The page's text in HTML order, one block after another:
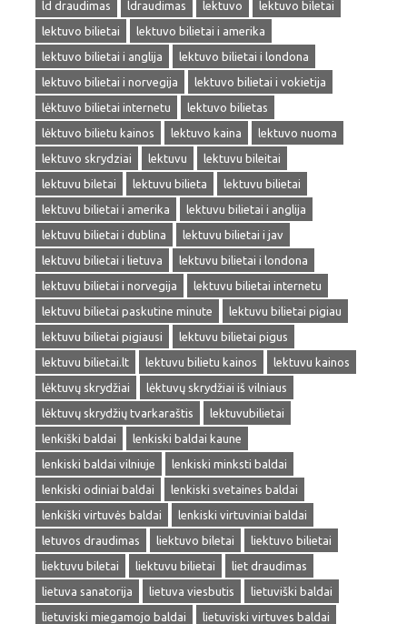
ld draudimas
ldraudimas lektuvo
lektuvo biletai
lektuvo bilietai
lektuvo bilietai i amerika
lektuvo bilietai i anglija
lektuvo bilietai i londona
lektuvo bilietai i norvegija
lektuvo bilietai i vokietija
lėktuvo bilietai internetu
lektuvo bilietas
lėktuvo bilietu kainos
lektuvo kaina
lektuvo nuoma
lektuvo skrydziai
lektuvu
lektuvu bileitai
lektuvu biletai
lektuvu bilieta
lektuvu bilietai
lektuvu bilietai i amerika
lektuvu bilietai i anglija
lektuvu bilietai i dublina
lektuvu bilietai i jav
lektuvu bilietai i lietuva
lektuvu bilietai i londona
lektuvu bilietai i norvegija
lektuvu bilietai internetu
lektuvu bilietai paskutine minute
lektuvu bilietai pigiau
lektuvu bilietai pigiausi
lektuvu bilietai pigus
lektuvu bilietai.lt
lektuvu bilietu kainos
lektuvu kainos
lėktuvų skrydžiai
lėktuvų skrydžiai iš vilniaus
lėktuvų skrydžių tvarkaraštis
lektuvubilietai
lenkiški baldai
lenkiski baldai kaune
lenkiski baldai vilniuje
lenkiski minksti baldai
lenkiski odiniai baldai
lenkiski svetaines baldai
lenkiški virtuvės baldai
lenkiski virtuviniai baldai
letuvos draudimas
liektuvo biletai
liektuvo bilietai
liektuvu biletai
liektuvu bilietai
liet draudimas
lietuva sanatorija
lietuva viesbutis
lietuviški baldai
lietuviski miegamojo baldai
lietuviski virtuves baldai